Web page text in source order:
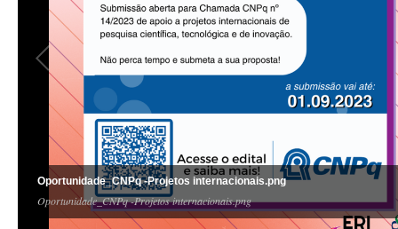
Oportunidade_CNPq -Projetos internacionais.png
Oportunidade_CNPq -Projetos internacionais.png